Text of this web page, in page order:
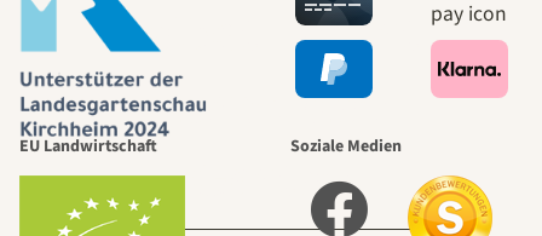
selbst führt
durch den
Garten
EU Landwirtschaft Soziale Medien